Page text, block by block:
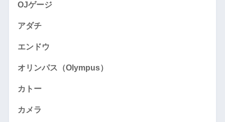
OJゲージ
アダチ
エンドウ
オリンパス（Olympus）
カトー
カメラ